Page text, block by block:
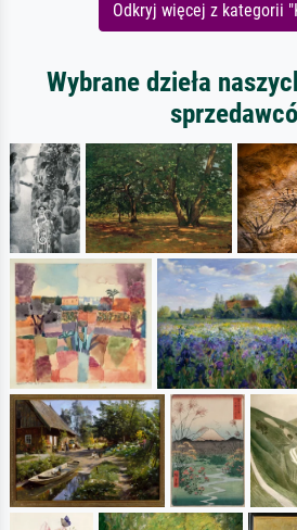
Odkryj więcej z kategorii
Wybrane dzieła